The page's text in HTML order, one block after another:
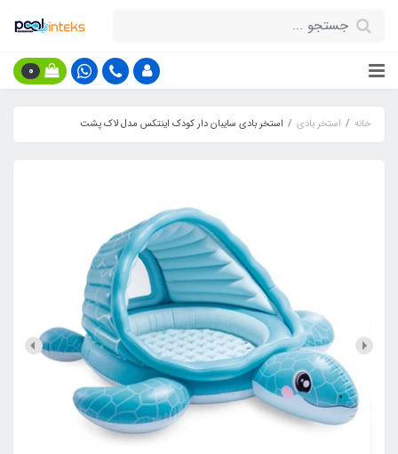
0
خانه استخر بادی استخر بادی سایبان دار کودک اینتکس مدل لاک پشت